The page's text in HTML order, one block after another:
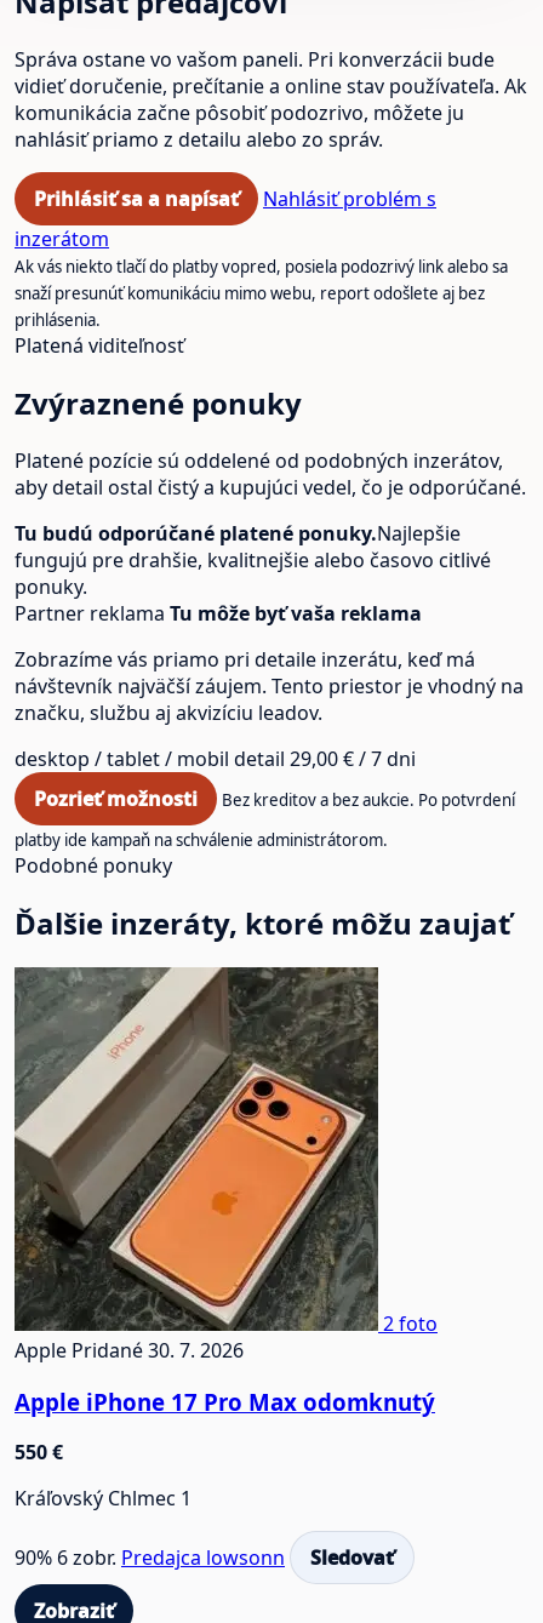
Správa ostane vo vašom paneli. Pri konverzácii bude
vidieť doručenie, prečítanie a online stav používateľa. Ak
komunikácia začne pôsobiť podozrivo, môžete ju
nahlásiť priamo z detailu alebo zo správ.
Prihlásiť sa a napísať
Nahlásiť problém s
inzerátom
Ak vás niekto tlačí do platby vopred, posiela podozrivý link alebo sa
snaží presunúť komunikáciu mimo webu, report odošlete aj bez
prihlásenia.
Platená viditeľnosť
Zvýraznené ponuky
Platené pozície sú oddelené od podobných inzerátov,
aby detail ostal čistý a kupujúci vedel, čo je odporúčané.
Tu budú odporúčané platené ponuky.Najlepšie
fungujú pre drahšie, kvalitnejšie alebo časovo citlivé
ponuky.
Partner reklama Tu môže byť vaša reklama
Zobrazíme vás priamo pri detaile inzerátu, keď má
návštevník najväčší záujem. Tento priestor je vhodný na
značku, službu aj akvizíciu leadov.
desktop / tablet / mobil detail 29,00 € / 7 dni
Pozrieť možnosti
Bez kreditov a bez aukcie. Po potvrdení
platby ide kampaň na schválenie administrátorom.
Podobné ponuky
Ďalšie inzeráty, ktoré môžu zaujať
2 foto
Apple Pridané 30. 7. 2026
Apple iPhone 17 Pro Max odomknutý
550 €
Kráľovský Chlmec 1
90% 6 zobr. Predajca lowsonn
Sledovať
Zobraziť